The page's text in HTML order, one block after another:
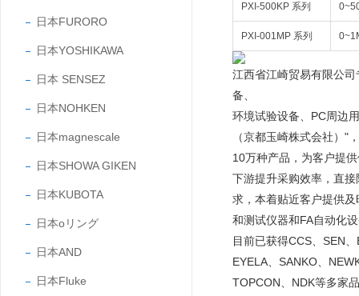
日本FURORO
日本YOSHIKAWA
日本 SENSEZ
日本NOHKEN
日本magnescale
日本SHOWA GIKEN
日本KUBOTA
日本oリング
日本AND
日本Fluke
PXI-500KP 系列
PXI-001MP 系列
江西省江崎贸易有限公
备、
环境试验设备、PC周边
（京都玉崎株式会社）"
10万种产品，为客户提
下游提升采购效率，直
求，本着贴近客户提供
和测试仪器和FA自动化
目前已获得CCS、SEN
EYELA、SANKO、
TOPCON、NDK等多家